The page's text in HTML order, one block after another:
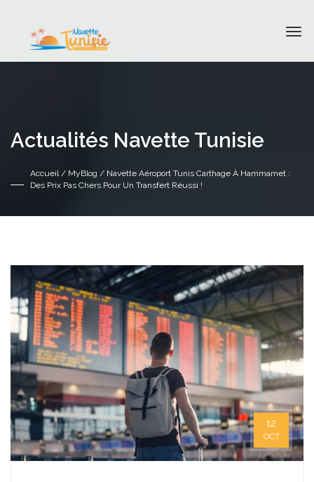
Actualités Navette Tunisie
Accueil/ MyBlog / Navette Aéroport Tunis Carthage À Hammamet :
Des Prix Pas Chers Pour Un Transfert Réussi !
12
OCT